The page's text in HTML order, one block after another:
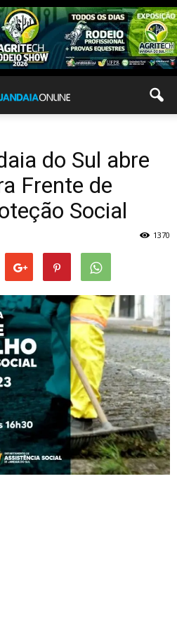
do Sul abre
Frente de
Social
1370